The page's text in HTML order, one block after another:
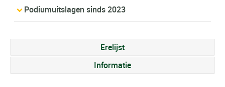
Podiumuitslagen sinds 2023
Erelijst
Informatie